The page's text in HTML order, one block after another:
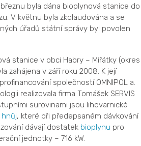
byla dána bioplynová stanice do
V květnu byla zkolaudována a se
úřadů státní správy byl povolen
stanice v obci Habry – Miřátky (okres
zahájena v září roku 2008. K její
společností OMNIPOL a.
realizovala firma Tomášek SERVIS
surovinami jsou lihovarnické
hnůj, které při předepsaném dávkování
dávají dostatek bioplynu pro
jednotky – 716 kW.